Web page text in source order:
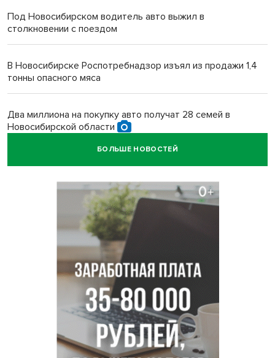
Под Новосибирском водитель авто выжил в
столкновении с поездом
В Новосибирске Роспотребнадзор изъял из продажи 1,4
тонны опасного мяса
Два миллиона на покупку авто получат 28 семей в
Новосибирской области
БОЛЬШЕ НОВОСТЕЙ